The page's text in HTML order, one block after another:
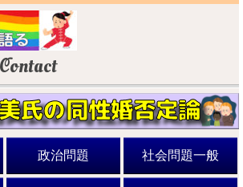
Contact
氏の同性婚否定論
政治問題 社会問題一般